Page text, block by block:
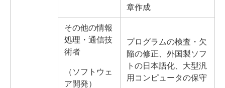
章作成
その他の情報
処理・通信技
術者
（ソフトウェ
ア開発）
プログラムの検査・欠
陥の修正、外国製ソフ
トの日本語化、大型汎
用コンピュータの保守